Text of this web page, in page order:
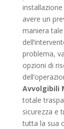
avere un
maniera
problema,
opzioni di
Avvolgibili
totale
sicurezza e
tutta la sua